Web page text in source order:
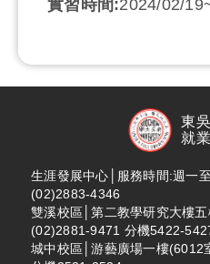
實習時間:2024/02/
東
就
生涯發展中心│服務時間:週一
(02)2883-4346
雙溪校區│第二教學研究大樓
(02)2881-9471 分機5422-
城中校區│游藝廣場一樓(6012